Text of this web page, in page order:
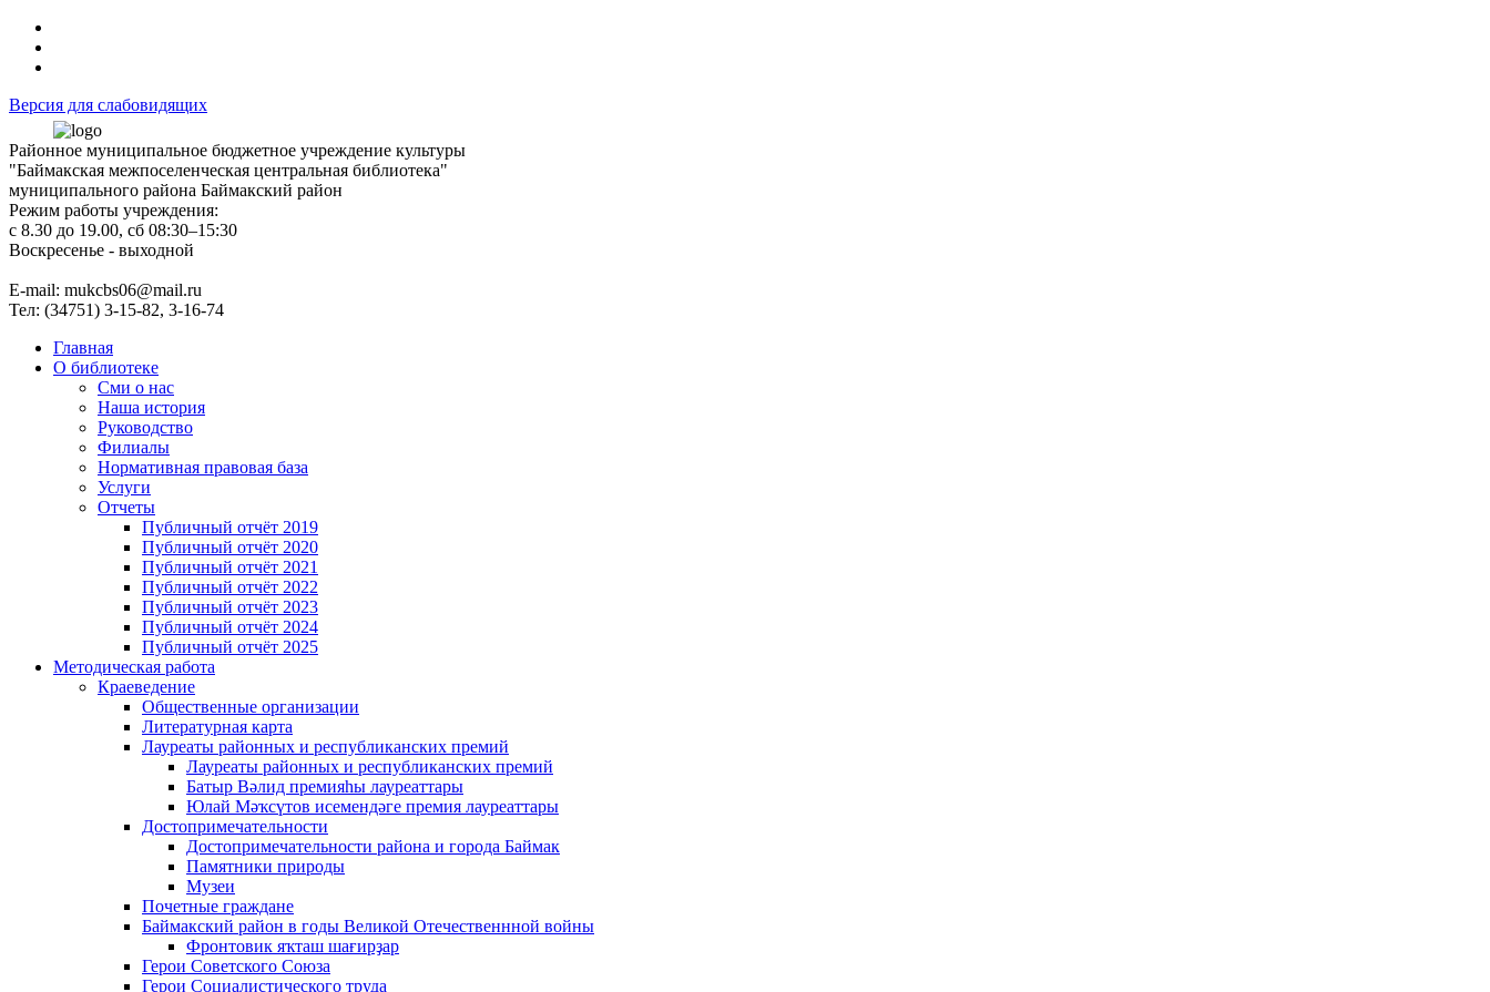
Версия для слабовидящих
Районное муниципальное бюджетное учреждение культуры
"Баймакская межпоселенческая центральная библиотека"
муниципального района Баймакский район
Режим работы учреждения:
с 8.30 до 19.00, сб 08:30–15:30
Воскресенье - выходной
Е-mail: mukcbs06@mail.ru
Тел: (34751) 3-15-82, 3-16-74
Главная
О библиотеке
Сми о нас
Наша история
Руководство
Филиалы
Нормативная правовая база
Услуги
Отчеты
Публичный отчёт 2019
Публичный отчёт 2020
Публичный отчёт 2021
Публичный отчёт 2022
Публичный отчёт 2023
Публичный отчёт 2024
Публичный отчёт 2025
Методическая работа
Краеведение
Общественные организации
Литературная карта
Лауреаты районных и республиканских премий
Лауреаты районных и республиканских премий
Батыр Вәлид премияһы лауреаттары
Юлай Мәҡсүтов исемендәге премия лауреаттары
Достопримечательности
Достопримечательности района и города Баймак
Памятники природы
Музеи
Почетные граждане
Баймакский район в годы Великой Отечественнной войны
Фронтовик яҡташ шағирҙар
Герои Советского Союза
Герои Социалистического труда